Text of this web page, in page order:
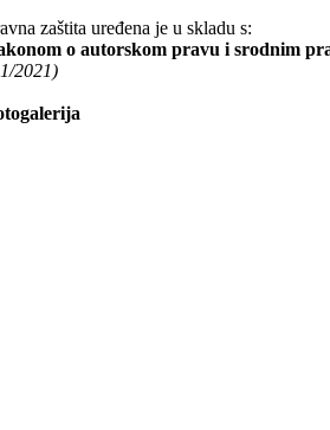
zaštita uređena je u skladu s:
o autorskom pravu i srodnim
2021)